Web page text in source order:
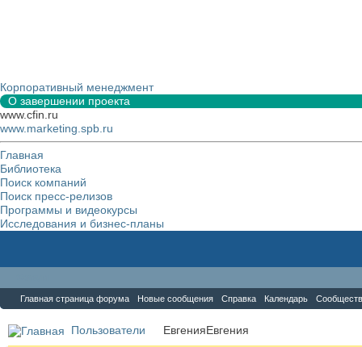
Корпоративный менеджмент
О завершении проекта
www.cfin.ru
www.marketing.spb.ru
Главная
Библиотека
Поиск компаний
Поиск пресс-релизов
Программы и видеокурсы
Исследования и бизнес-планы
Главная страница форума Новые сообщения Справка Календарь
Пользователи ЕвгенияЕвгения